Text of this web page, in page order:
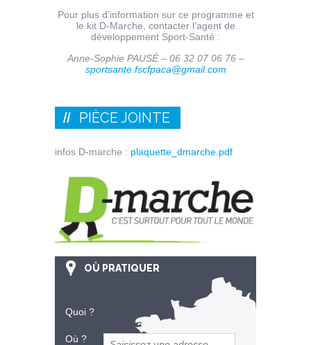
Pour plus d’information sur ce programme et
le kit D-Marche, contacter l’agent de
développement Sport-Santé :
Anne-Sophie PAUSÉ – 06 32 07 06 76 –
sportsante.fscfpaca@gmail.com
PIÈCE JOINTE
infos D-marche : plaquette_dmarche.pdf
OÙ PRATIQUER
Quoi ?
Où ?